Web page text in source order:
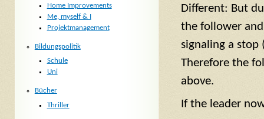
Different: But
the follower
signaling a stop
Therefore the
above.
If the leader
Home Improvements
Me, myself & I
Projektmanagement
Bildungspolitik
Schule
Uni
Bücher
Thriller